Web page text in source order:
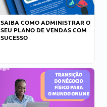
SAIBA COMO ADMINISTRAR O
SEU PLANO DE VENDAS COM
SUCESSO